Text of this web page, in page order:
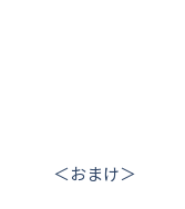
＜おまけ＞